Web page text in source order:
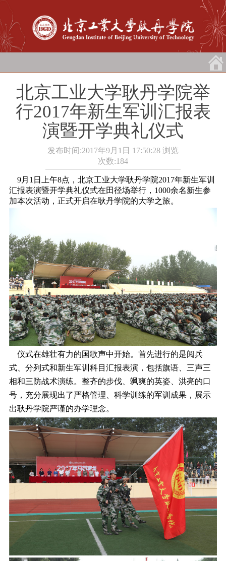
北京工业大学耿丹学院举
行2017年新生军训汇报表
演暨开学典礼仪式
发布时间:2017年9月1日 17:50:28 浏览
次数:184
9月1日上午8点，北京工业大学耿丹学院2017年新生军训
汇报表演暨开学典礼仪式在田径场举行，1000余名新生参
加本次活动，正式开启在耿丹学院的大学之旅。
仪式在雄壮有力的国歌声中开始。首先进行的是阅兵
式、分列式和新生军训科目汇报表演，包括旗语、三声三
相和三防战术演练。整齐的步伐、飒爽的英姿、洪亮的口
号，充分展现出了严格管理、科学训练的军训成果，展示
出耿丹学院严谨的办学理念。